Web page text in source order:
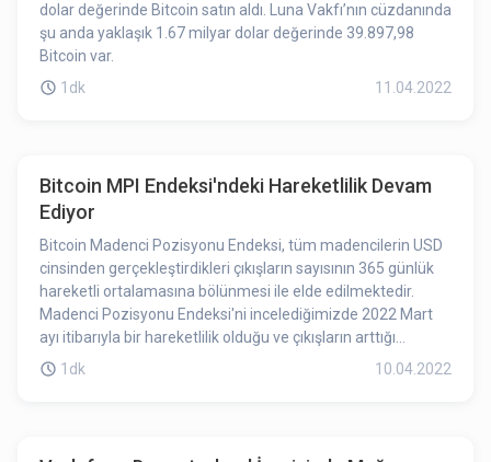
dolar değerinde Bitcoin satın aldı. Luna Vakfı’nın cüzdanında
şu anda yaklaşık 1.67 milyar dolar değerinde 39.897,98
Bitcoin var.
1dk
11.04.2022
Bitcoin MPI Endeksi'ndeki Hareketlilik Devam
Ediyor
Bitcoin Madenci Pozisyonu Endeksi, tüm madencilerin USD
cinsinden gerçekleştirdikleri çıkışların sayısının 365 günlük
hareketli ortalamasına bölünmesi ile elde edilmektedir.
Madenci Pozisyonu Endeksi'ni incelediğimizde 2022 Mart
ayı itibarıyla bir hareketlilik olduğu ve çıkışların arttığı
gözlemlenmiştir.
1dk 10.04.2022